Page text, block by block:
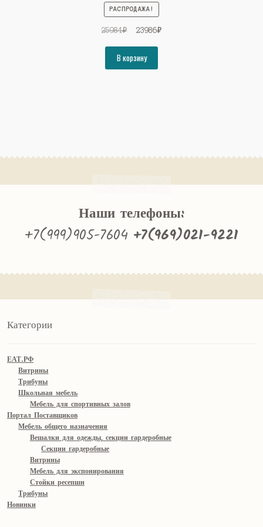
РАСПРОДАЖА!
25984₽
Первоначальная
составляла
25984₽.
23986₽Текущая
В корзину
Наши телефоны:
+7(999)905-7604 +7(969)021-9221
Категории
ЕАТ.РФ
Витрины
Трибуны
Школьная мебель
Мебель для спортивных залов
Портал Поставщиков
Мебель общего назначения
Вешалки для одежды, секции гардеробные
Секции гардеробные
Витрины
Мебель для экспонирования
Стойки ресепшн
Трибуны
Новинки